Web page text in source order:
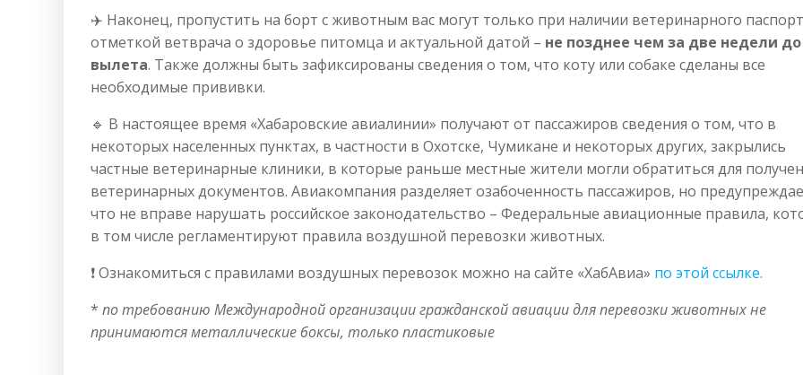
✈️ Наконец, пропустить на борт с животным вас могут только при наличии ветеринарного
отметкой ветврача о здоровье питомца и актуальной датой – не позднее чем за две недели до
вылета. Также должны быть зафиксированы сведения о том, что коту или собаке сделаны все
необходимые прививки.
🔹 В настоящее время «Хабаровские авиалинии» получают от пассажиров сведения о том, что в
некоторых населенных пунктах, в частности в Охотске, Чумикане и некоторых других, закрылись
частные ветеринарные клиники, в которые раньше местные жители могли обратиться для
ветеринарных документов. Авиакомпания разделяет озабоченность пассажиров, но
что не вправе нарушать российское законодательство – Федеральные авиационные правила,
в том числе регламентируют правила воздушной перевозки животных.
❗️ Ознакомиться с правилами воздушных перевозок можно на сайте «ХабАвиа» по этой ссылке.
* по требованию Международной организации гражданской авиации для перевозки животных не
принимаются металлические боксы, только пластиковые